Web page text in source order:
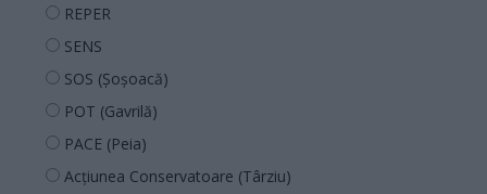
REPER
SENS
SOS (Șoșoacă)
POT (Gavrilă)
PACE (Peia)
Acțiunea Conservatoare (Târziu)